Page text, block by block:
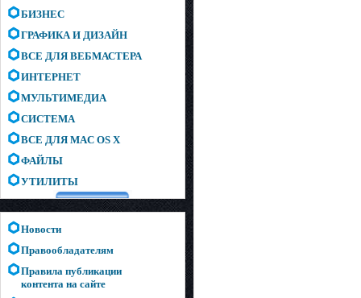
БИЗНЕС
ГРАФИКА И ДИЗАЙН
ВСЕ ДЛЯ ВЕБМАСТЕРА
ИНТЕРНЕТ
МУЛЬТИМЕДИА
СИСТЕМА
ВСЕ ДЛЯ MAC OS X
ФАЙЛЫ
УТИЛИТЫ
Новости
Правообладателям
Правила публикации
контента на сайте